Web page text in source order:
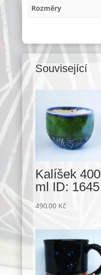
Rozměry
Související
Kalíšek 400
ml ID: 1645
490,00 Kč